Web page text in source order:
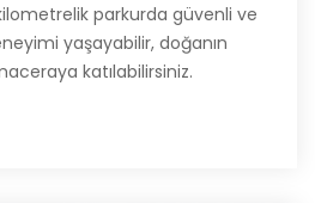
parkurda güvenli ve
yaşayabilir, doğanın
katılabilirsiniz.